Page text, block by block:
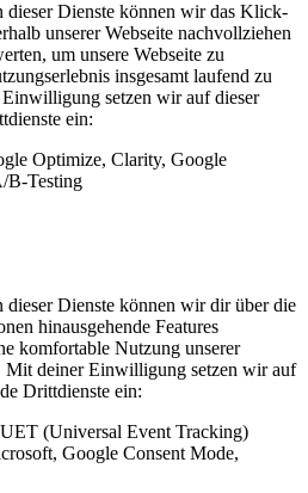
dieser Dienste können wir das Klick-
unserer Webseite nachvollziehen
um unsere Webseite zu
insgesamt laufend zu
setzen wir auf dieser
ein:
Optimize, Clarity, Google
B-Testing
dieser Dienste können wir dir über die
hinausgehende Features
komfortable Nutzung unserer
Mit deiner Einwilligung setzen wir auf
Drittdienste ein:
(Universal Event Tracking)
Google Consent Mode,